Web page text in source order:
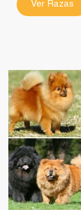
Ver Razas